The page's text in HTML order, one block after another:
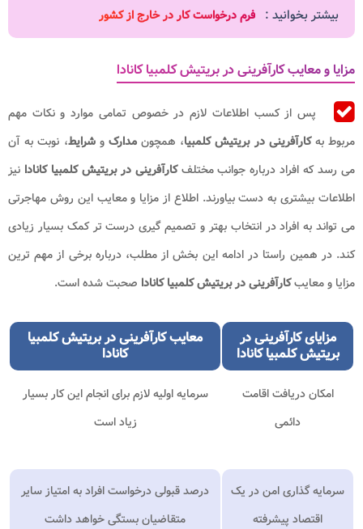
بیشتر بخوانید : فرم درخواست کار در خارج از کشور
مزایا و معایب کارآفرینی در بریتیش کلمبیا کانادا
پس از کسب اطلاعات لازم در خصوص تمامی موارد و نکات مهم
مربوط بهکارآفرینی در بریتیش کلمبیا، همچونمدارک وشرایط، نوبت به آن
می رسد که افراد درباره جوانب مختلفکارآفرینی در بریتیش کلمبیا کانادا نیز
اطلاعات بیشتری به دست بیاورند. اطلاع از مزایا و معایب این روش مهاجرتی
می تواند به افراد در انتخاب بهتر و تصمیم گیری درست تر کمک بسیار زیادی
کند. در همین راستا در ادامه این بخش از مطلب، درباره برخی از مهم ترین
مزایا و معایبکارآفرینی در بریتیش کلمبیا کانادا صحبت شده است.
مزایایکارآفرینی در
بریتیش کلمبیا کانادا
معایبکارآفرینی در بریتیش کلمبیا
کانادا
امکان دریافت اقامت
دائمی
سرمایه اولیه لازم برای انجام این کار بسیار
زیاد است
سرمایه گذاری امن در یک
اقتصاد پیشرفته
درصد قبولی درخواست افراد به امتیاز سایر
متقاضیان بستگی خواهد داشت